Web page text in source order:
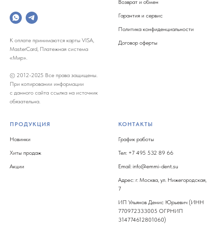
К оплате принимаются карты VISA,
MasterCard, Платежная система
«Мир».
© 2012-2025 Все права защищены.
При копировании информации
с данного сайта ссылка на источник
обязательна.
Возврат и обмен
Гарантия и сервис
Политика конфиденциальности
Договор оферты
ПРОДУКЦИЯ
Новинки
Хиты продаж
Акции
КОНТАКТЫ
График работы
Тел: +7 495 532 89 66
Email: info@emmi-dent.su
Адрес: г. Москва, ул. Нижегородская,
7
ИП Ульянов Денис Юрьевич (ИНН
770972333005 ОГРНИП
314774612801060)